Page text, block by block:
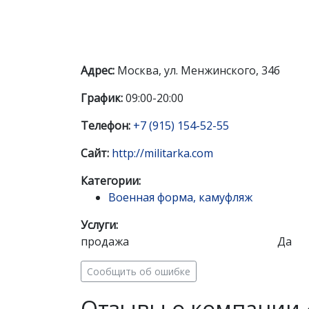
Адрес: Москва, ул. Менжинского, 34б
График:09:00-20:00
Телефон: +7 (915) 154-52-55
Сайт: http://militarka.com
Категории:
Военная форма, камуфляж
Услуги:
продажа
Да
Сообщить об ошибке